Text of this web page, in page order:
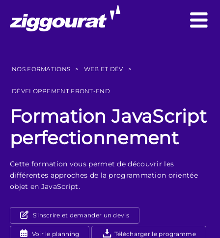
NOS FORMATIONS > WEB ET DÉV >
DÉVELOPPEMENT FRONT-END
Formation JavaScript
perfectionnement
Cette formation vous permet de découvrir les
différentes approches de la programmation orientée
objet en JavaScript.
S'inscrire et demander un devis
Voir le planning Télécharger le programme